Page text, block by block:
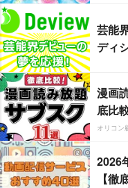
芸能
ディ
漫画
底比
オリコン
2026
【徹